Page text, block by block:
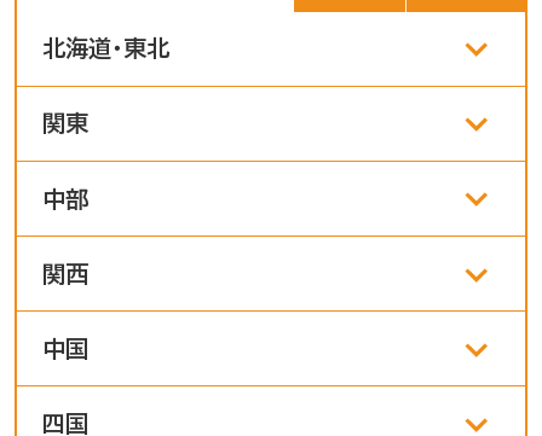
北海道・東北
関東
中部
関西
中国
四国